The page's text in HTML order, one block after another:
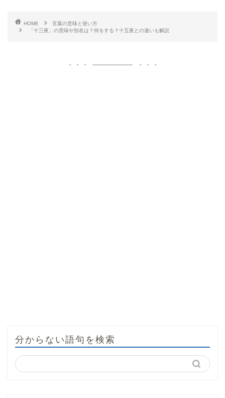
HOME
言葉の意味と使い方
「十三夜」の意味や別名は？何をする？十五夜との違いも解説
分からない語句を検索